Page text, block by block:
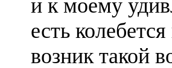
и к моему
есть
возник такой